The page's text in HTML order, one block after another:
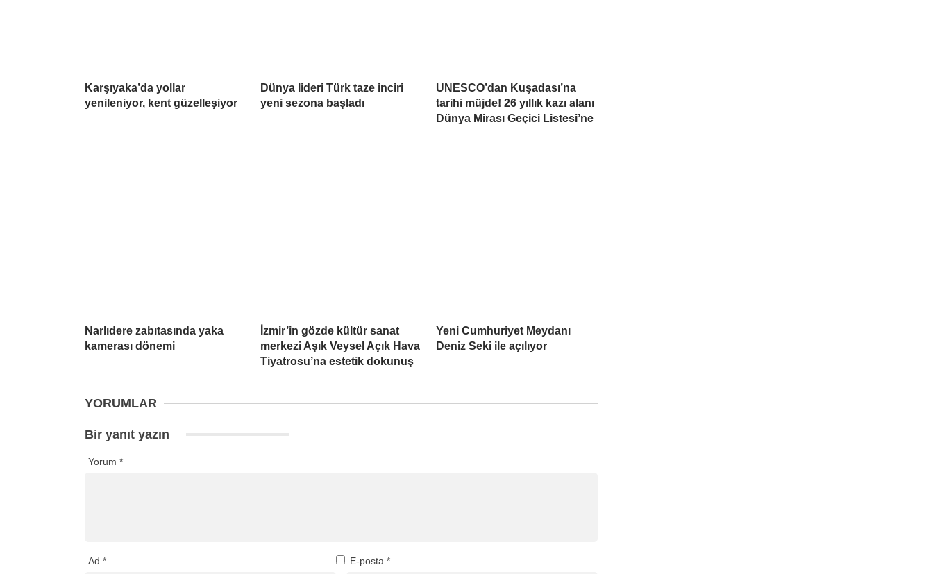
Karşıyaka’da yollar
yenileniyor, kent güzelleşiyor
Dünya lideri Türk taze inciri
yeni sezona başladı
UNESCO’dan Kuşadası’na
tarihi müjde! 26 yıllık kazı alanı
Dünya Mirası Geçici Listesi’ne
Narlıdere zabıtasında yaka
kamerası dönemi
İzmir’in gözde kültür sanat
merkezi Aşık Veysel Açık Hava
Tiyatrosu’na estetik dokunuş
Yeni Cumhuriyet Meydanı
Deniz Seki ile açılıyor
YORUMLAR
Bir yanıt yazın
Yorum *
Ad * E-posta *